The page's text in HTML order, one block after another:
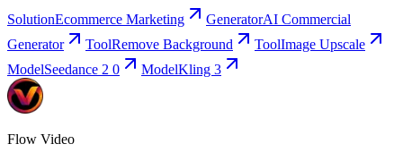
SolutionEcommerce Marketing GeneratorAI Commercial
Generator
ToolRemove Background ToolImage Upscale
ModelSeedance 2 0 ModelKling 3
Flow Video